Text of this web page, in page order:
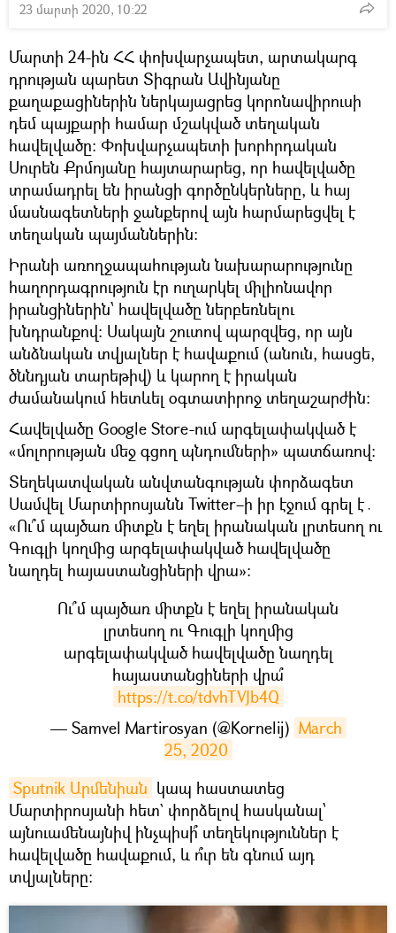
23 մարտի 2020, 10:22
Մարտի 24-ին ՀՀ փոխվարչապետ, արտակարգ
դրության պարետ Տիգրան Ավինյանը
քաղաքացիներին ներկայացրեց կորոնավիրուսի
դեմ պայքարի համար մշակված տեղական
հավելվածը։ Փոխվարչապետի խորհրդական
Սուրեն Քրմոյանը հայտարարեց, որ հավելվածը
տրամադրել են իրանցի գործընկերները, և հայ
մասնագետների ջանքերով այն հարմարեցվել է
տեղական պայմաններին։
Իրանի առողջապահության նախարարությունը
հաղորդագրություն էր ուղարկել միլիոնավոր
իրանցիներին՝ հավելվածը ներբեռնելու
խնդրանքով։ Սակայն շուտով պարզվեց, որ այն
անձնական տվյալներ է հավաքում (անուն, հասցե,
ծննդյան տարեթիվ) և կարող է իրական
ժամանակում հետևել օգտատիրոջ տեղաշարժին։
Հավելվածը Google Store-ում արգելափակված է
«մոլորության մեջ գցող պնդումների» պատճառով։
Տեղեկատվական անվտանգության փորձագետ
Սամվել Մարտիրոսյանն Twitter–ի իր էջում գրել է․
«Ու՞մ պայծառ միտքն է եղել իրանական լրտեսող ու
Գուգլի կողմից արգելափակված հավելվածը
նաղդել հայաստանցիների վրա»։
Ու՞մ պայծառ միտքն է եղել իրանական
լրտեսող ու Գուգլի կողմից
արգելափակված հավելվածը նաղդել
հայաստանցիների վրա՞
https://t.co/tdvhTVJb4Q
— Samvel Martirosyan (@Kornelij) March
25, 2020
Sputnik Արմենիան կապ հաստատեց
Մարտիրոսյանի հետ` փորձելով հասկանալ՝
այնուամենայնիվ ինչպիսի՞ տեղեկություններ է
հավելվածը հավաքում, և ո՞ւր են գնում այդ
տվյալները։